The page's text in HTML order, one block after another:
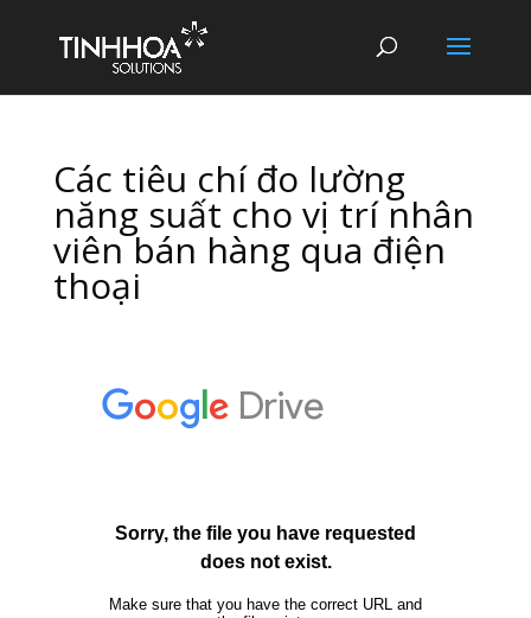
Các tiêu chí đo lường
năng suất cho vị trí nhân
viên bán hàng qua điện
thoại